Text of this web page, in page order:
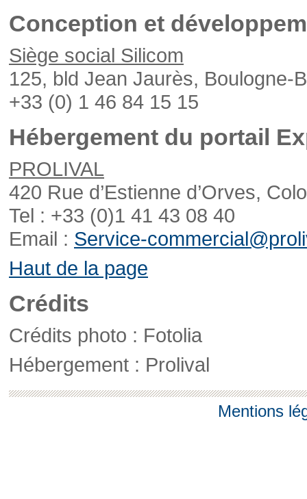
Conception et
Siège social Silicom
125, bld Jean Jaurès, Boulogne-
+33 (0) 1 46 84 15 15
Hébergement du portail
PROLIVAL
420 Rue d’Estienne d’Orves,
Tel : +33 (0)1 41 43 08 40
Email : Service-
Haut de la page
Crédits
Crédits photo : Fotolia
Hébergement : Prolival
Mentions